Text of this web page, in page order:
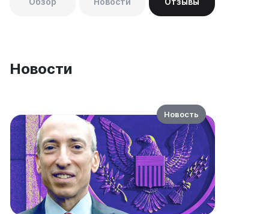
Новости
Новость